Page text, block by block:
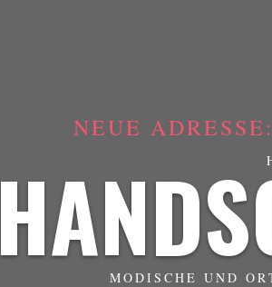
NEUE
MODISCHE UND